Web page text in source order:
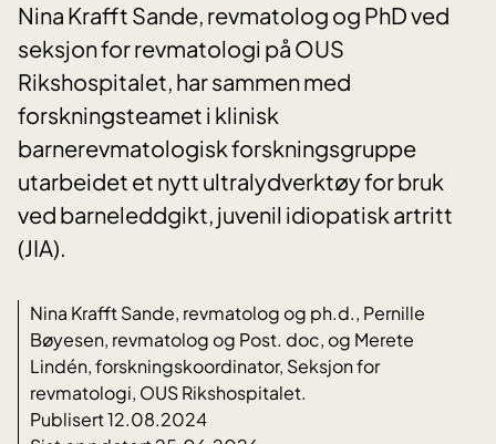
Nina Krafft Sande, revmatolog og PhD ved
seksjon for revmatologi på OUS
Rikshospitalet, har sammen med
forskningsteamet i klinisk
barnerevmatologisk forskningsgruppe
utarbeidet et nytt ultralydverktøy for bruk
ved barneleddgikt, juvenil idiopatisk artritt
(JIA).
Nina Krafft Sande, revmatolog og ph.d., Pernille
Bøyesen, revmatolog og Post. doc, og Merete
Lindén, forskningskoordinator, Seksjon for
revmatologi, OUS Rikshospitalet.
Publisert 12.08.2024